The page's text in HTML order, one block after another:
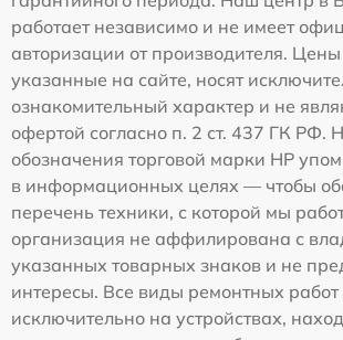
работает независимо и не имеет
авторизации от производителя.
указанные на сайте, носят
ознакомительный характер и не
офертой согласно п. 2 ст. 437 ГК РФ.
обозначения торговой марки HP
в информационных целях — чтобы
перечень техники, с которой мы
организация не аффилирована с
указанных товарных знаков и не
интересы. Все виды ремонтных
исключительно на устройствах,